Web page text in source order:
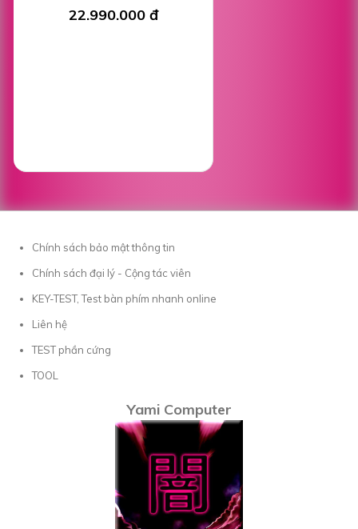
22.990.000 đ
Chính sách bảo mật thông tin
Chính sách đại lý - Cộng tác viên
KEY-TEST, Test bàn phím nhanh online
Liên hệ
TEST phần cứng
TOOL
Yami Computer